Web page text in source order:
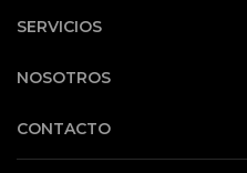
SERVICIOS
NOSOTROS
CONTACTO